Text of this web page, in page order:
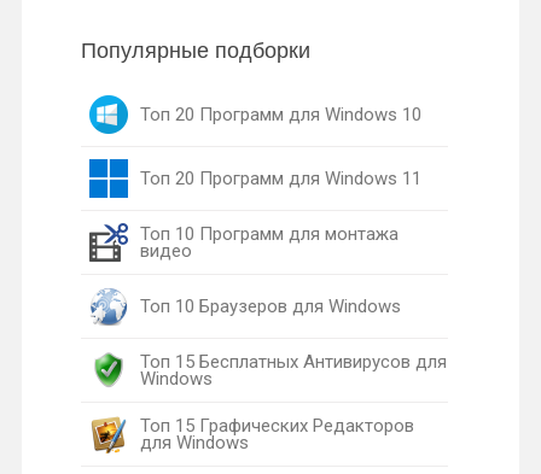
Популярные подборки
Топ 20 Программ для Windows 10
Топ 20 Программ для Windows 11
Топ 10 Программ для монтажа
видео
Топ 10 Браузеров для Windows
Топ 15 Бесплатных Антивирусов для
Windows
Топ 15 Графических Редакторов
для Windows